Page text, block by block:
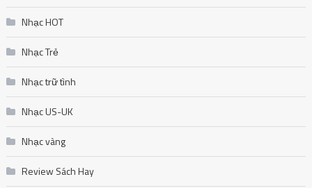
Nhạc HOT
Nhạc Trẻ
Nhạc trữ tình
Nhạc US-UK
Nhạc vàng
Review Sách Hay